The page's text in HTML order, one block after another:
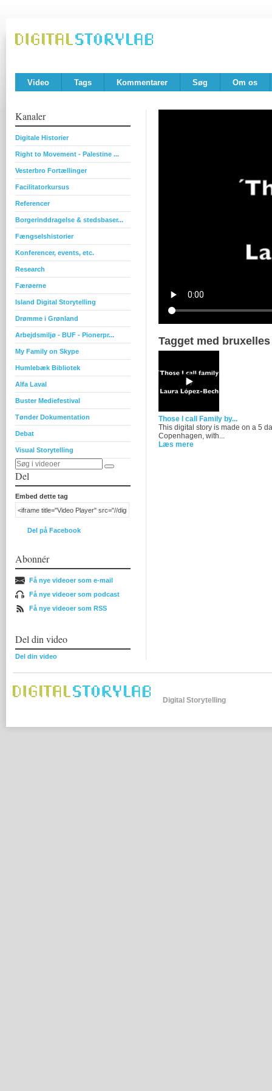
Video Tags Kommentarer Søg Om os
Kanaler
Digitale Historier
Right to Movement - Palestine ...
Vesterbro Fortællinger
Facilitatorkursus
Referencer
Borgerinddragelse & stedsbaser...
Fængselshistorier
Konferencer, events, etc.
Research
Færøerne
Island Digital Storytelling
Drømme i Grønland
Arbejdsmiljø - BUF - Pionerpr...
My Family on Skype
Humlebæk Bibliotek
Alfa Laval
Buster Mediefestival
Tønder Dokumentation
Debat
Visual Storytelling
Del
Embed dette tag
Del på Facebook
Abonnér
Få nye videoer som e-mail
Få nye videoer som podcast
Få nye videoer som RSS
Del din video
Del din video
Tagget med bruxelles
Those I call Family by...
This digital story is made on a 5
Copenhagen, with...
Læs mere
Digital Storytelling